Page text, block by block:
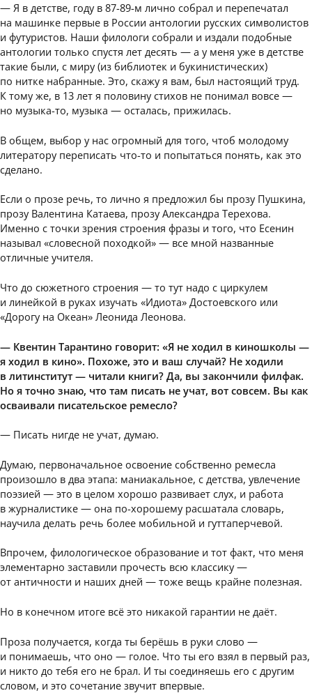
— Я в детстве, году в 87-89-м лично собрал и перепечатал
на машинке первые в России антологии русских символистов
и футуристов. Наши филологи собрали и издали подобные
антологии только спустя лет десять — а у меня уже в детстве
такие были, с миру (из библиотек и букинистических)
по нитке набранные. Это, скажу я вам, был настоящий труд.
К тому же, в 13 лет я половину стихов не понимал вовсе —
но музыка-то, музыка — осталась, прижилась.
В общем, выбор у нас огромный для того, чтоб молодому
литератору переписать что-то и попытаться понять, как это
сделано.
Если о прозе речь, то лично я предложил бы прозу Пушкина,
прозу Валентина Катаева, прозу Александра Терехова.
Именно с точки зрения строения фразы и того, что Есенин
называл «словесной походкой» — все мной названные
отличные учителя.
Что до сюжетного строения — то тут надо с циркулем
и линейкой в руках изучать «Идиота» Достоевского или
«Дорогу на Океан» Леонида Леонова.
— Квентин Тарантино говорит: «Я не ходил в киношколы —
я ходил в кино». Похоже, это и ваш случай? Не ходили
в литинститут — читали книги? Да, вы закончили филфак.
Но я точно знаю, что там писать не учат, вот совсем. Вы как
осваивали писательское ремесло?
— Писать нигде не учат, думаю.
Думаю, первоначальное освоение собственно ремесла
произошло в два этапа: маниакальное, с детства, увлечение
поэзией — это в целом хорошо развивает слух, и работа
в журналистике — она по-хорошему расшатала словарь,
научила делать речь более мобильной и гуттаперчевой.
Впрочем, филологическое образование и тот факт, что меня
элементарно заставили прочесть всю классику —
от античности и наших дней — тоже вещь крайне полезная.
Но в конечном итоге всё это никакой гарантии не даёт.
Проза получается, когда ты берёшь в руки слово —
и понимаешь, что оно — голое. Что ты его взял в первый раз,
и никто до тебя его не брал. И ты соединяешь его с другим
словом, и это сочетание звучит впервые.